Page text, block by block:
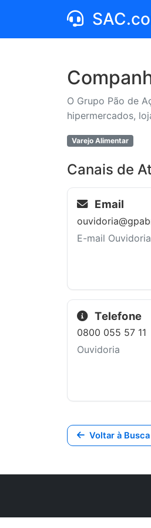
O Grupo Pão de
hipermercados,
Varejo Alimentar
Canais de
Email
E-mail Ouvidoria
Telefone
0800 055 57 11
Ouvidoria
Voltar à Busca